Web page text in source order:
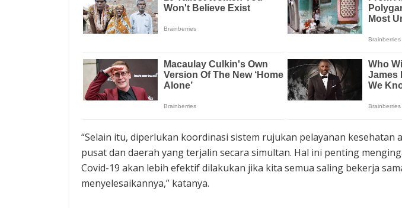
“Selain itu, diperlukan koordinasi sistem rujukan pelayanan kesehatan
pusat dan daerah yang terjalin secara simultan. Hal ini penting
Covid-19 akan lebih efektif dilakukan jika kita semua saling bekerja
menyelesaikannya,” katanya.